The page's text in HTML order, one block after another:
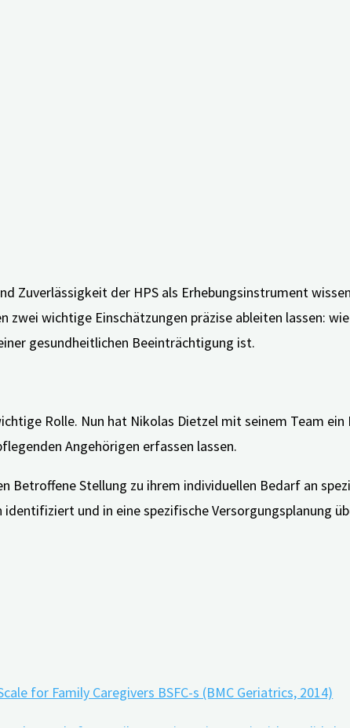
an sich selbst. Sich der eigenen Situation bewusst zu
Fragen zur körperlichen Erschöpfung und zur
individuelle Situation bestellt ist. Hinzu kommt eine
einen Anstoß zur Veränderung der Lebenssituation.
(HPS)” zugrunde. Dieses Messinstrument wurde von
Zuverlässigkeit der HPS als Erhebungsinstrument
wichtige Einschätzungen präzise ableiten lassen:
gesundheitlichen Beeinträchtigung ist.
Rolle. Nun hat Nikolas Dietzel mit seinem Team
Angehörigen erfassen lassen.
Betroffene Stellung zu ihrem individuellen Bedarf an
und in eine spezifische Versorgungsplanung
der Bayerische Demenz Survey (BayDem)
for Family Caregivers BSFC-s (BMC Geriatrics, 2014)